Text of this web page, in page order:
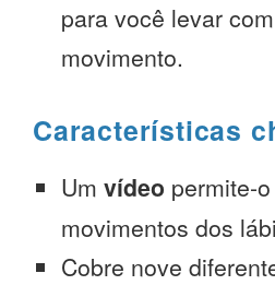
para você levar
movimento.
Características
Um vídeo permite-
movimentos dos
Cobre nove